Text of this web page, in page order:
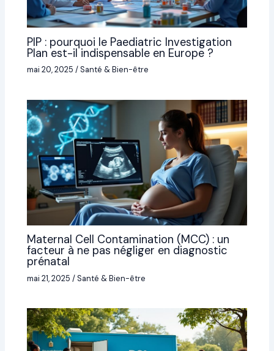
PIP : pourquoi le Paediatric Investigation
Plan est-il indispensable en Europe ?
mai 20, 2025/Santé & Bien-être
Maternal Cell Contamination (MCC) : un
facteur à ne pas négliger en diagnostic
prénatal
mai 21, 2025/Santé & Bien-être